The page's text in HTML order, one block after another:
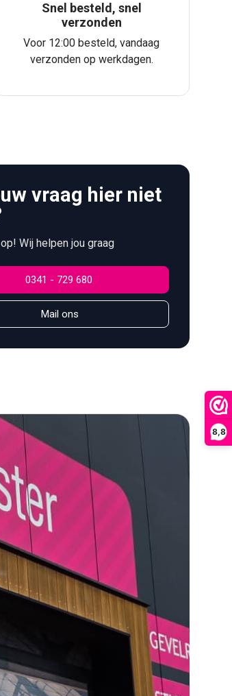
8,8
Snel besteld, snel
verzonden
Voor 12:00 besteld, vandaag
verzonden op werkdagen.
vraag hier niet
Wij helpen jou graag
0341 - 729 680
Mail ons